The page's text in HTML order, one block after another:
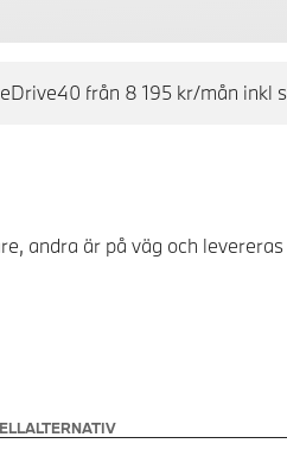
från 8 195 kr/mån inkl
andra är på väg och